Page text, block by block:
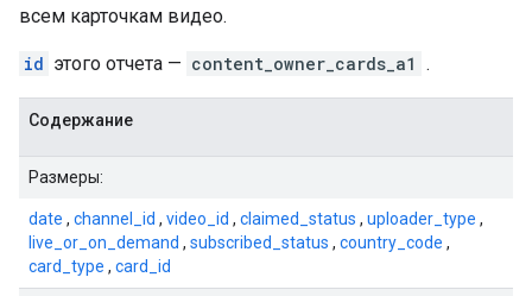
всем карточкам видео.
id этого отчета — content_owner_cards_a1 .
Содержание
Размеры:
date , channel_id , video_id , claimed_status , uploader_type ,
live_or_on_demand , subscribed_status , country_code ,
card_type , card_id